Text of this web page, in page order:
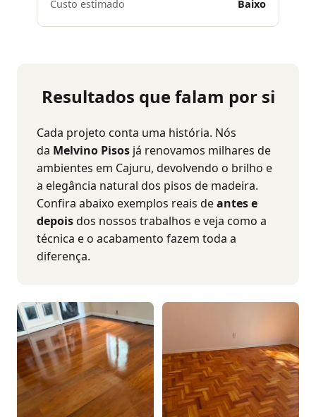
Custo estimado
Baixo
Resultados que falam por si
Cada projeto conta uma história. Nós
da Melvino Pisos já renovamos milhares de
ambientes em Cajuru, devolvendo o brilho e
a elegância natural dos pisos de madeira.
Confira abaixo exemplos reais deantes e
depoisdos nossos trabalhos e veja como a
técnica e o acabamento fazem toda a
diferença.